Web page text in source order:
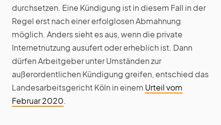
durchsetzen. Eine Kündigung ist in diesem Fall in der
Regel erst nach einer erfolglosen Abmahnung
möglich. Anders sieht es aus, wenn die private
Internetnutzung ausufert oder erheblich ist. Dann
dürfen Arbeitgeber unter Umständen zur
außerordentlichen Kündigung greifen, entschied das
Landesarbeitsgericht Köln in einem Urteil vom
Februar 2020.